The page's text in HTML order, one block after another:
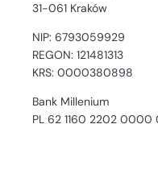
31-061 Kraków
NIP: 6793059929
REGON: 121481313
KRS: 0000380898
Bank Millenium
PL 62 1160 2202 0000